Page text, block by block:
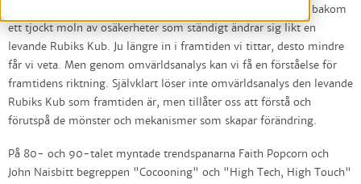
Att förutse framtiden är inte det lättaste, den döljer sig ofta bakom
ett tjockt moln av osäkerheter som ständigt ändrar sig likt en
levande Rubiks Kub. Ju längre in i framtiden vi tittar, desto mindre
får vi veta. Men genom omvärldsanalys kan vi få en förståelse för
framtidens riktning. Självklart löser inte omvärldsanalys den levande
Rubiks Kub som framtiden är, men tillåter oss att förstå och
förutspå de mönster och mekanismer som skapar förändring.
På 80- och 90-talet myntade trendspanarna Faith Popcorn och
John Naisbitt begreppen "Cocooning" och "High Tech, High Touch"